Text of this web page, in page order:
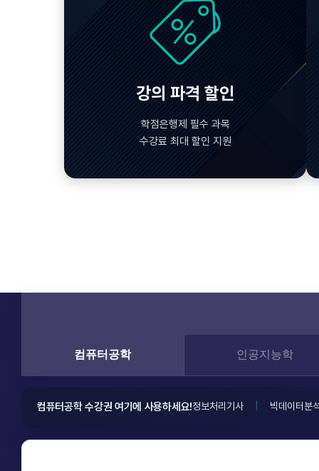
강의 파격 할인
학점은행제 필수 과목
수강료 최대 할인 지원
컴퓨터공학 인공지능학
컴퓨터공학 수강권 여기에 사용하세요!정보처리기사 빅데이터분